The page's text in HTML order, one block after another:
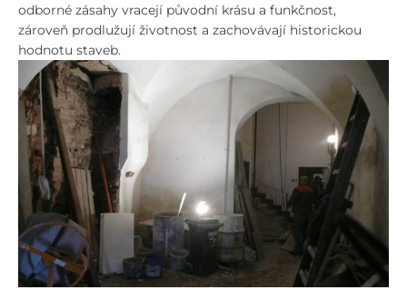
odborné zásahy vracejí původní krásu a funkčnost,
zároveň prodlužují životnost a zachovávají historickou
hodnotu staveb.